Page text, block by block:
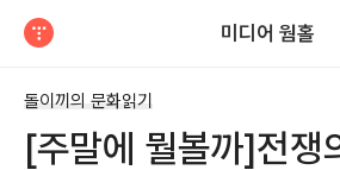
미디어 웜홀
돌이끼의 문화읽기
[주말에 뭘볼까]전쟁